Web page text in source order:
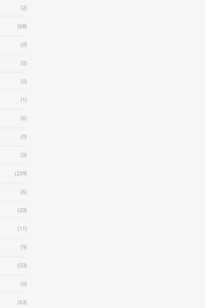
(2)
(68)
(0)
(0)
(0)
(1)
(6)
(0)
(0)
(239)
(6)
(23)
(11)
(9)
(53)
(0)
(63)